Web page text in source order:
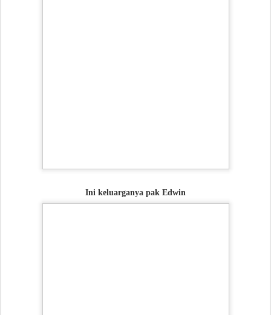
Ini keluarganya pak Edwin